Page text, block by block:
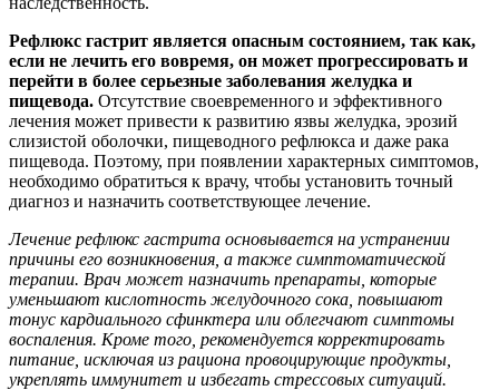
Рефлюкс гастрит является опасным состоянием, так как,
если не лечить его вовремя, он может прогрессировать и
перейти в более серьезные заболевания желудка и
пищевода. Отсутствие своевременного и эффективного
лечения может привести к развитию язвы желудка, эрозий
слизистой оболочки, пищеводного рефлюкса и даже рака
пищевода. Поэтому, при появлении характерных симптомов,
необходимо обратиться к врачу, чтобы установить точный
диагноз и назначить соответствующее лечение.
Лечение рефлюкс гастрита основывается на устранении
причины его возникновения, а также симптоматической
терапии. Врач может назначить препараты, которые
уменьшают кислотность желудочного сока, повышают
тонус кардиального сфинктера или облегчают симптомы
воспаления. Кроме того, рекомендуется корректировать
питание, исключая из рациона провоцирующие продукты,
укреплять иммунитет и избегать стрессовых ситуаций.